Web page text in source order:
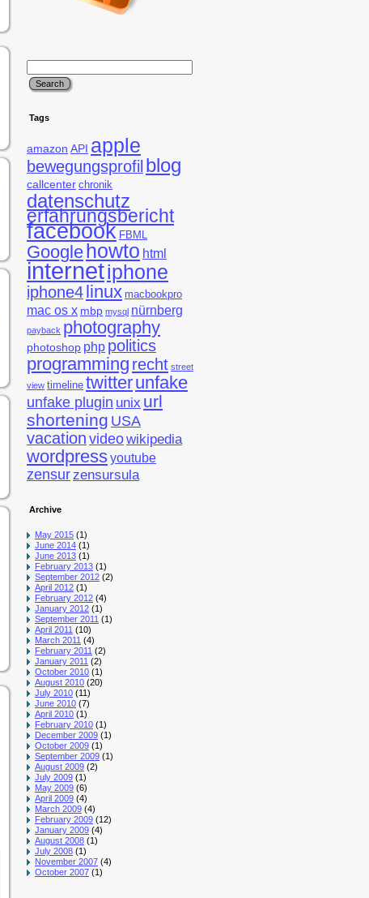
Tags
amazon API apple
bewegungsprofil blog
callcenter chronik
datenschutz
erfahrungsbericht
facebook FBML
Google howto html
internetiphone
iphone4linux macbookpro
mac os x mbp mysql nürnberg
payback photography
photoshop php politics
programming recht street
view timeline twitterunfake
unfake plugin unix url
shortening USA
vacation videowikipedia
wordpressyoutube
zensurzensursula
Archive
May 2015 (1)
June 2014 (1)
June 2013 (1)
February 2013 (1)
September 2012 (2)
April 2012 (1)
February 2012 (4)
January 2012 (1)
September 2011 (1)
April 2011 (10)
March 2011 (4)
February 2011 (2)
January 2011 (2)
October 2010 (1)
August 2010 (20)
July 2010 (11)
June 2010 (7)
April 2010 (1)
February 2010 (1)
December 2009 (1)
October 2009 (1)
September 2009 (1)
August 2009 (2)
July 2009 (1)
May 2009 (6)
April 2009 (4)
March 2009 (4)
February 2009 (12)
January 2009 (4)
August 2008 (1)
July 2008 (1)
November 2007 (4)
October 2007 (1)